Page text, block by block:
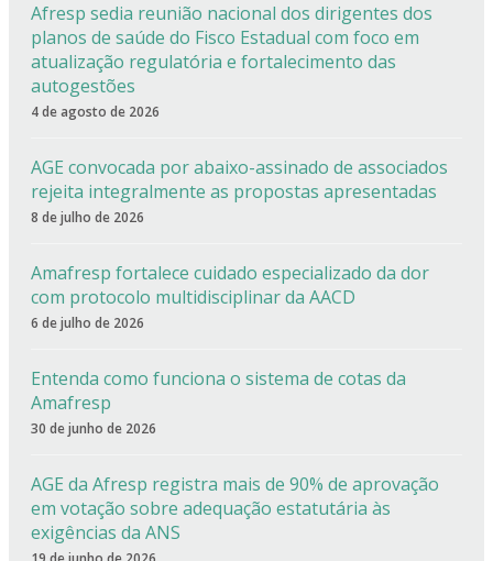
Afresp sedia reunião nacional dos dirigentes dos
planos de saúde do Fisco Estadual com foco em
atualização regulatória e fortalecimento das
autogestões
4 de agosto de 2026
AGE convocada por abaixo-assinado de associados
rejeita integralmente as propostas apresentadas
8 de julho de 2026
Amafresp fortalece cuidado especializado da dor
com protocolo multidisciplinar da AACD
6 de julho de 2026
Entenda como funciona o sistema de cotas da
Amafresp
30 de junho de 2026
AGE da Afresp registra mais de 90% de aprovação
em votação sobre adequação estatutária às
exigências da ANS